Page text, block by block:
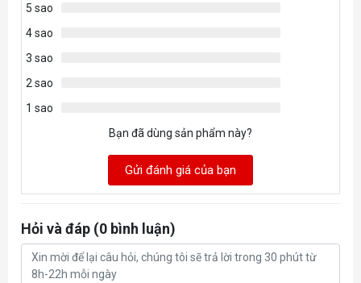
5 sao
4 sao
3 sao
2 sao
1 sao
Bạn đã dùng sản phẩm này?
Gửi đánh giá của bạn
Hỏi và đáp (0 bình luận)